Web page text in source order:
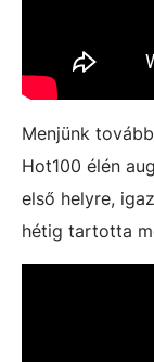
Menjünk
Hot100 élén
első helyre,
hétig tartotta